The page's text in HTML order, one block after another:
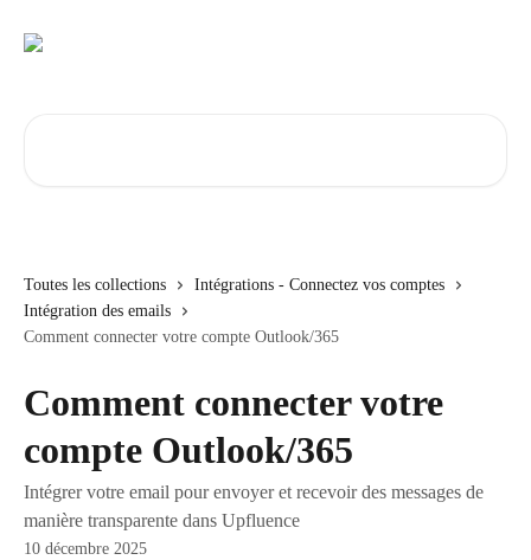
Toutes les collections
Intégrations - Connectez vos comptes
Intégration des emails
Comment connecter votre compte Outlook/365
Comment connecter votre
compte Outlook/365
Intégrer votre email pour envoyer et recevoir des messages de
manière transparente dans Upfluence
10 décembre 2025